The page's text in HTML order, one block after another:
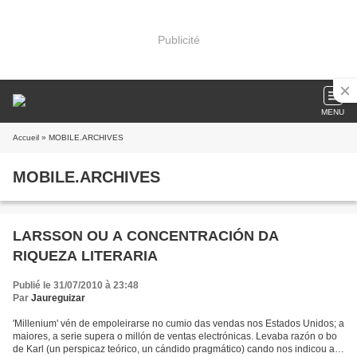
Publicité
MENU
Accueil » MOBILE.ARCHIVES
MOBILE.ARCHIVES
LARSSON OU A CONCENTRACIÓN DA
RIQUEZA LITERARIA
Publié le 31/07/2010 à 23:48
Par Jaureguizar
'Millenium' vén de empoleirarse no cumio das vendas nos Estados Unidos; a
maiores, a serie supera o millón de ventas electrónicas. Levaba razón o bo
de Karl (un perspicaz teórico, un cándido pragmático) cando nos indicou a